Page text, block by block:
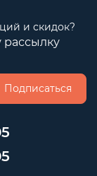
и скидок?
Подписаться